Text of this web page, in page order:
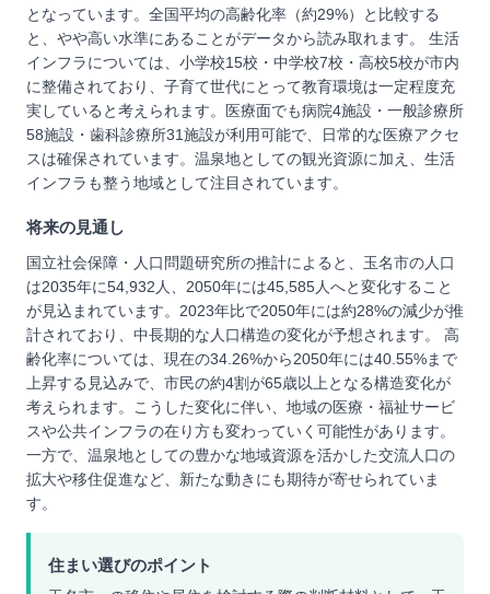
となっています。全国平均の高齢化率（約29%）と比較する
と、やや高い水準にあることがデータから読み取れます。 生活
インフラについては、小学校15校・中学校7校・高校5校が市内
に整備されており、子育て世代にとって教育環境は一定程度充
実していると考えられます。医療面でも病院4施設・一般診療所
58施設・歯科診療所31施設が利用可能で、日常的な医療アクセ
スは確保されています。温泉地としての観光資源に加え、生活
インフラも整う地域として注目されています。
将来の見通し
国立社会保障・人口問題研究所の推計によると、玉名市の人口
は2035年に54,932人、2050年には45,585人へと変化すること
が見込まれています。2023年比で2050年には約28%の減少が推
計されており、中長期的な人口構造の変化が予想されます。 高
齢化率については、現在の34.26%から2050年には40.55%まで
上昇する見込みで、市民の約4割が65歳以上となる構造変化が
考えられます。こうした変化に伴い、地域の医療・福祉サービ
スや公共インフラの在り方も変わっていく可能性があります。
一方で、温泉地としての豊かな地域資源を活かした交流人口の
拡大や移住促進など、新たな動きにも期待が寄せられていま
す。
住まい選びのポイント